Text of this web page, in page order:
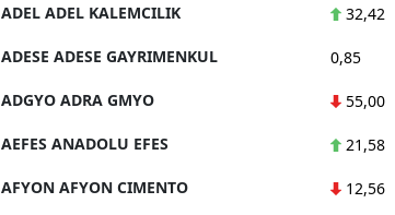
ADEL ADEL KALEMCILIK 32,42
ADESE ADESE GAYRIMENKUL 0,85
ADGYO ADRA GMYO 55,00
AEFES ANADOLU EFES 21,58
AFYON AFYON CIMENTO 12,56